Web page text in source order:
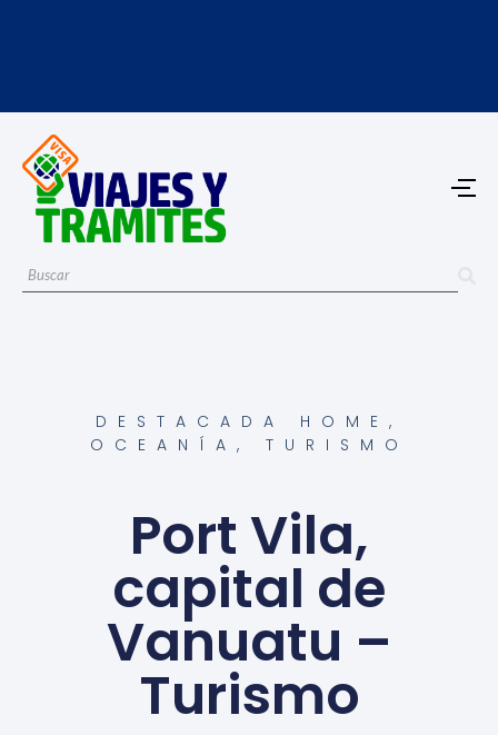
DESTACADA HOME ,
OCEANÍA , TURISMO
Port Vila,
capital de
Vanuatu –
Turismo